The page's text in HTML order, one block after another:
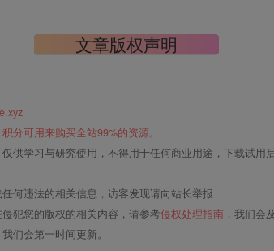
文章版权声明
分可用来购买全站99%的资源。
供学习与研究使用，不得用于任何商业用途，下载试用
何违法的相关信息，访客发现请向站长举报
犯您的版权的相关内容，请参考侵权处理指南 ，我们会
们会第一时间更新。